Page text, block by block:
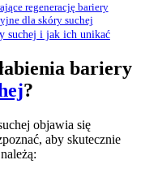
regenerację bariery
dla skóry suchej
suchej i jak ich unikać
bariery
?
objawia się
aby skutecznie